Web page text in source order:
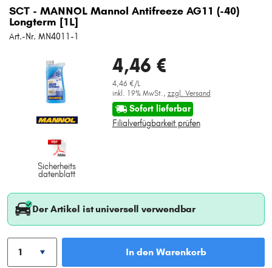
SCT - MANNOL Mannol Antifreeze AG11 (-40)
Longterm [1L]
Art.-Nr. MN4011-1
Sicherheits
datenblatt
4,46 €
4,46 €/L
inkl. 19% MwSt., zzgl. Versand
Sofort lieferbar
Filialverfügbarkeit prüfen
Der Artikel ist universell verwendbar
In den Warenkorb